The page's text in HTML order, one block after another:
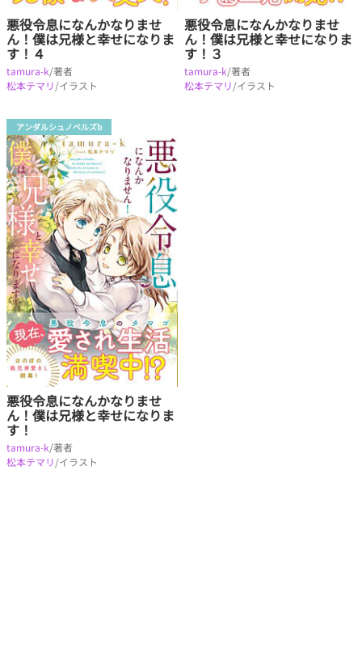
悪役令息になんかなりませ
ん！僕は兄様と幸せになりま
す！４
tamura-k/著者
松本テマリ/イラスト
悪役令息になんかなりませ
ん！僕は兄様と幸せになりま
す！３
tamura-k/著者
松本テマリ/イラスト
アンダルシュノベルズb
悪役令息になんかなりませ
ん！僕は兄様と幸せになりま
す！
tamura-k/著者
松本テマリ/イラスト